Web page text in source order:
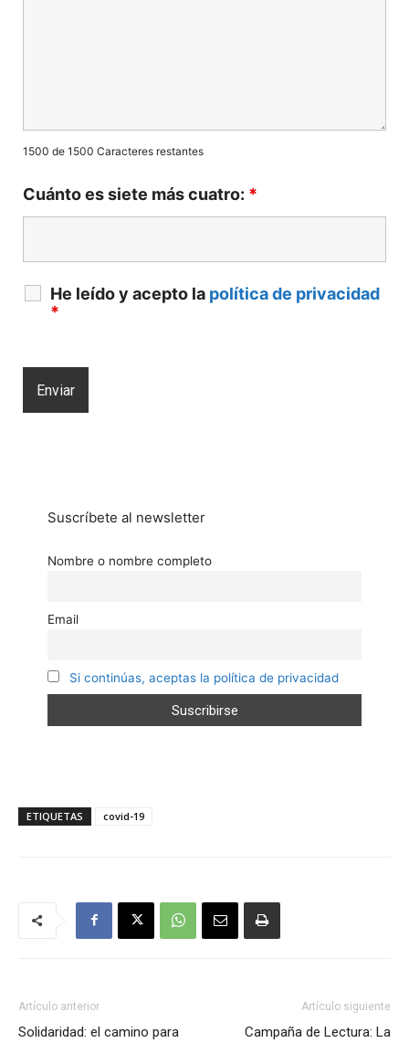
1500 de 1500 Caracteres restantes
Cuánto es siete más cuatro: *
He leído y acepto la política de privacidad
*
Suscríbete al newsletter
Nombre o nombre completo
Email
Si continúas, aceptas la política de privacidad
ETIQUETAS covid-19
Artículo anterior
Solidaridad: el camino para
Artículo siguiente
Campaña de Lectura: La